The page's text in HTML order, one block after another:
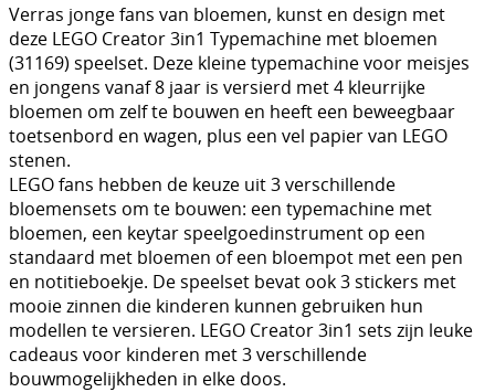
Verras jonge fans van bloemen, kunst en design met
deze LEGO Creator 3in1 Typemachine met bloemen
(31169) speelset. Deze kleine typemachine voor meisjes
en jongens vanaf 8 jaar is versierd met 4 kleurrijke
bloemen om zelf te bouwen en heeft een beweegbaar
toetsenbord en wagen, plus een vel papier van LEGO
stenen.
LEGO fans hebben de keuze uit 3 verschillende
bloemensets om te bouwen: een typemachine met
bloemen, een keytar speelgoedinstrument op een
standaard met bloemen of een bloempot met een pen
en notitieboekje. De speelset bevat ook 3 stickers met
mooie zinnen die kinderen kunnen gebruiken hun
modellen te versieren. LEGO Creator 3in1 sets zijn leuke
cadeaus voor kinderen met 3 verschillende
bouwmogelijkheden in elke doos.